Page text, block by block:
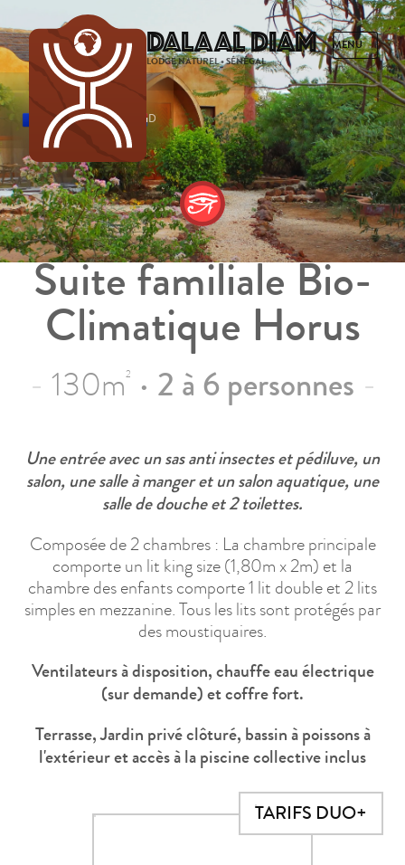
FRENCHENGLISHSPANISHDUTCH
Dalaal Diam
LODGE NATUREL • SÉNÉGAL
Suite familiale Bio-
Climatique Horus
130m2 • 2 à 6 personnes
Une entrée avec un sas anti insectes et pédiluve, un
salon, une salle à manger et un salon aquatique, une
salle de douche et 2 toilettes.
Composée de 2 chambres : La chambre principale
comporte un lit king size (1,80m x 2m) et la
chambre des enfants comporte 1 lit double et 2 lits
simples en mezzanine. Tous les lits sont protégés par
des moustiquaires.
Ventilateurs à disposition, chauffe eau électrique
(sur demande) et coffre fort.
Terrasse, Jardin privé clôturé, bassin à poissons à
l'extérieur et accès à la piscine collective inclus
TARIFS DUO+